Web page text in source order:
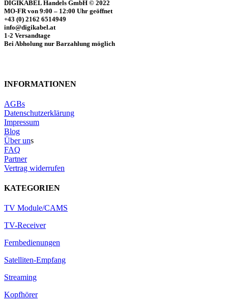
DIGIKABEL Handels GmbH © 2022
MO-FR von 9:00 – 12:00 Uhr geöffnet
+43 (0) 2162 6514949
info@digikabel.at
1-2 Versandtage
Bei Abholung nur Barzahlung möglich
INFORMATIONEN
AGBs
Datenschutzerklärung
Impressum
Blog
Über uns
FAQ
Partner
Vertrag widerrufen
KATEGORIEN
TV Module/CAMS
TV-Receiver
Fernbedienungen
Satelliten-Empfang
Streaming
Kopfhörer